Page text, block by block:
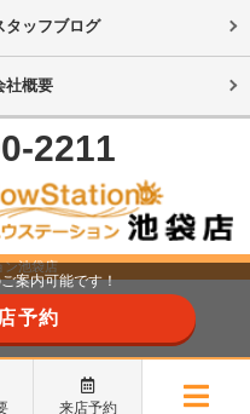
タッフブログ
社概要
2211
ン池袋店
来店予約
案内可能です！
予約